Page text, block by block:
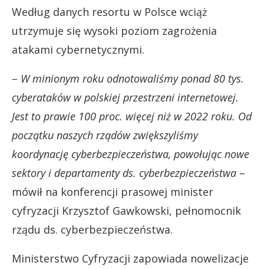
Według danych resortu w Polsce wciąż
utrzymuje się wysoki poziom zagrożenia
atakami cybernetycznymi.
– W minionym roku odnotowaliśmy ponad 80 tys.
cyberataków w polskiej przestrzeni internetowej.
Jest to prawie 100 proc. więcej niż w 2022 roku. Od
początku naszych rządów zwiększyliśmy
koordynację cyberbezpieczeństwa, powołując nowe
sektory i departamenty ds. cyberbezpieczeństwa –
mówił na konferencji prasowej minister
cyfryzacji Krzysztof Gawkowski, pełnomocnik
rządu ds. cyberbezpieczeństwa.
Ministerstwo Cyfryzacji zapowiada nowelizacje